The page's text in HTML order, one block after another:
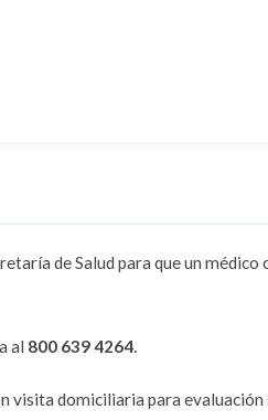
de Salud para que un
al 800 639 4264.
visita domiciliaria para